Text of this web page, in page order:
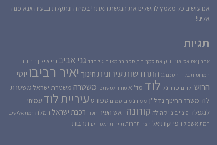
אנו עושים כל מאמץ להשלים את הנגשת האתר! במידה ונתקלת בבעיה אנא פנה
אלינו!
תגיות
אהרון אטיאס אור ירוק אחיסמך בית ספר בר מצווה גיל חדד גני אביב גני איילון דני גונן
המהומות בלוד הסכם גג התחדשות עירוניתחינוך יאיר רביבו יוסי
הרוש ילדים כדורגל לוד מד''א מחיר למשתכן משטרה משטרת ישראל משטרת
לוד משרד החינוך נדל''ן סטודנטים סמים ספורט עיריית לוד עמיחי
לנגפלד פינוי בינוי קהילה קורונה ראש העיר רוטרי רכבת ישראל רמלה רמת אלישיב
רמת אשכול רפי יקותיאל רצח תחרות תיירות תלמידים תרבות